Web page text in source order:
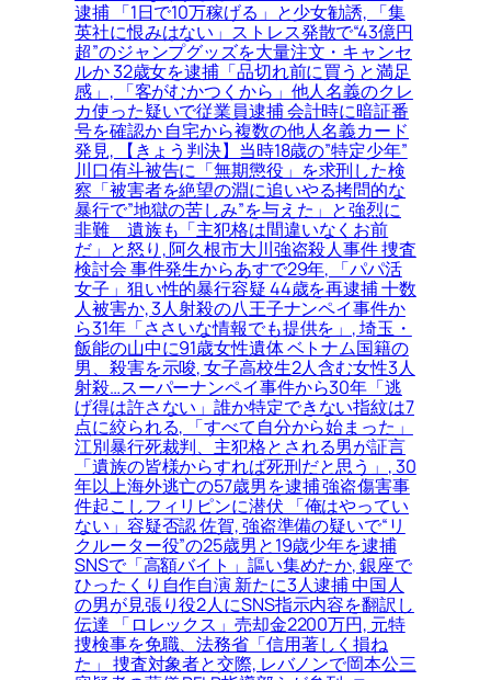
逮捕 「1日で10万稼げる」と少女勧誘, 「集
英社に恨みはない」ストレス発散で“43億円
超”のジャンプグッズを大量注文・キャンセ
ルか 32歳女を逮捕「品切れ前に買うと満足
感」, 「客がむかつくから」他人名義のクレ
カ使った疑いで従業員逮捕 会計時に暗証番
号を確認か 自宅から複数の他人名義カード
発見, 【きょう判決】当時18歳の”特定少年”
川口侑斗被告に「無期懲役」を求刑した検
察「被害者を絶望の淵に追いやる拷問的な
暴行で”地獄の苦しみ”を与えた」と強烈に
非難＿遺族も「主犯格は間違いなくお前
だ」と怒り, 阿久根市大川強盗殺人事件 捜査
検討会 事件発生からあすで29年, 「パパ活
女子」狙い性的暴行容疑 44歳を再逮捕 十数
人被害か, 3人射殺の八王子ナンペイ事件か
ら31年「ささいな情報でも提供を」, 埼玉・
飯能の山中に91歳女性遺体 ベトナム国籍の
男、殺害を示唆, 女子高校生2人含む女性3人
射殺…スーパーナンペイ事件から30年「逃
げ得は許さない」誰か特定できない指紋は7
点に絞られる, 「すべて自分から始まった」
江別暴行死裁判、主犯格とされる男が証言
「遺族の皆様からすれば死刑だと思う」, 30
年以上海外逃亡の57歳男を逮捕 強盗傷害事
件起こしフィリピンに潜伏 「俺はやってい
ない」容疑否認 佐賀, 強盗準備の疑いで“リ
クルーター役”の25歳男と19歳少年を逮捕
SNSで「高額バイト」謳い集めたか, 銀座で
ひったくり自作自演 新たに3人逮捕 中国人
の男が見張り役2人にSNS指示内容を翻訳し
伝達 「ロレックス」売却金2200万円, 元特
捜検事を免職、法務省「信用著しく損ね
た」 捜査対象者と交際, レバノンで岡本公三